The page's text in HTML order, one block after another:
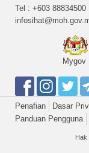
Tel : +603
Mygov
Penafian Dasar
Panduan Pengguna
Hak